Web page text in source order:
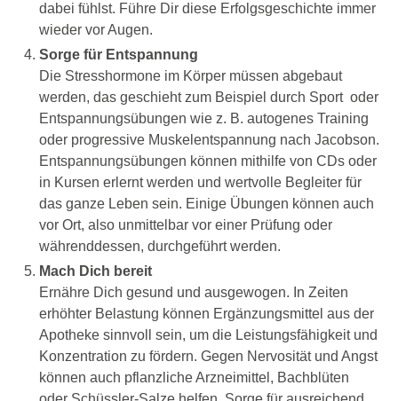
dabei fühlst. Führe Dir diese Erfolgsgeschichte immer
wieder vor Augen.
Sorge für Entspannung
Die Stresshormone im Körper müssen abgebaut
werden, das geschieht zum Beispiel durch Sport oder
Entspannungsübungen wie z. B. autogenes Training
oder progressive Muskelentspannung nach Jacobson.
Entspannungsübungen können mithilfe von CDs oder
in Kursen erlernt werden und wertvolle Begleiter für
das ganze Leben sein. Einige Übungen können auch
vor Ort, also unmittelbar vor einer Prüfung oder
währenddessen, durchgeführt werden.
Mach Dich bereit
Ernähre Dich gesund und ausgewogen. In Zeiten
erhöhter Belastung können Ergänzungsmittel aus der
Apotheke sinnvoll sein, um die Leistungsfähigkeit und
Konzentration zu fördern. Gegen Nervosität und Angst
können auch pflanzliche Arzneimittel, Bachblüten